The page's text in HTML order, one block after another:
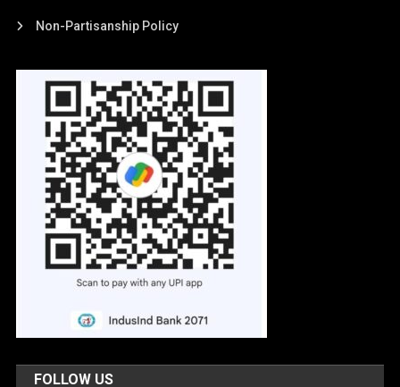
Non-Partisanship Policy
FOLLOW US